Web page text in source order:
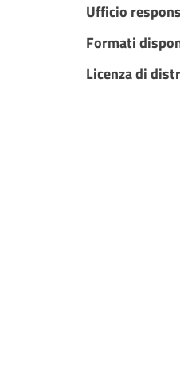
Ufficio
Formati
Licenza di